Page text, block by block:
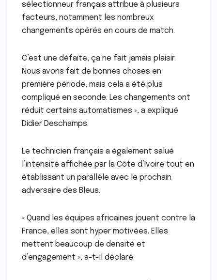
sélectionneur français attribue à plusieurs
facteurs, notamment les nombreux
changements opérés en cours de match.
C’est une défaite, ça ne fait jamais plaisir.
Nous avons fait de bonnes choses en
première période, mais cela a été plus
compliqué en seconde. Les changements ont
réduit certains automatismes », a expliqué
Didier Deschamps.
Le technicien français a également salué
l’intensité affichée par la Côte d’Ivoire tout en
établissant un parallèle avec le prochain
adversaire des Bleus.
« Quand les équipes africaines jouent contre la
France, elles sont hyper motivées. Elles
mettent beaucoup de densité et
d’engagement », a-t-il déclaré.